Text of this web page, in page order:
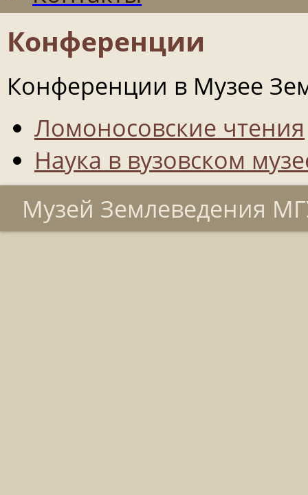
Конференции
Конференции в Музее
Ломоносовские чтения
Наука в вузовском
Музей Землеведения